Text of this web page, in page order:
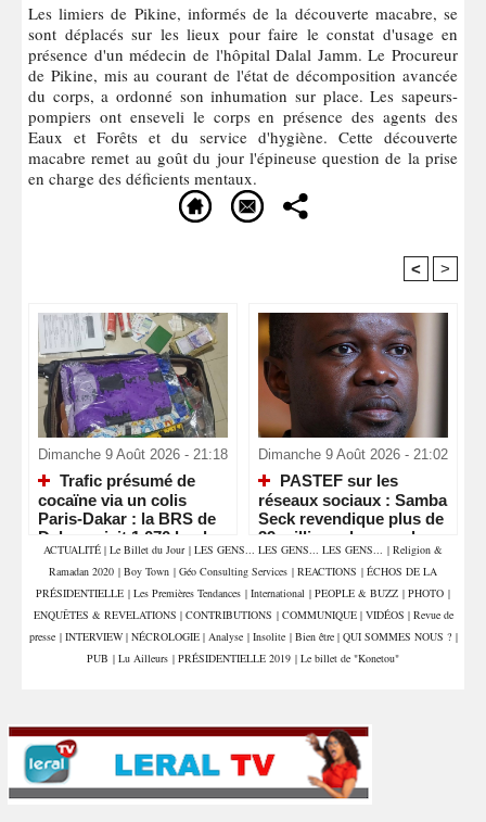
Les limiers de Pikine, informés de la découverte macabre, se
sont déplacés sur les lieux pour faire le constat d'usage en
présence d'un médecin de l'hôpital Dalal Jamm. Le Procureur
de Pikine, mis au courant de l'état de décomposition avancée
du corps, a ordonné son inhumation sur place. Les sapeurs-
pompiers ont enseveli le corps en présence des agents des
Eaux et Forêts et du service d'hygiène. Cette découverte
macabre remet au goût du jour l'épineuse question de la prise
en charge des déficients mentaux.
< >
Dimanche 9 Août 2026 - 21:18
Trafic présumé de
cocaïne via un colis
Paris-Dakar : la BRS de
Dakar saisit 1,070 kg de
drogue et interpelle deux
commerçants
Dimanche 9 Août 2026 - 21:02
PASTEF sur les
réseaux sociaux : Samba
Seck revendique plus de
39 millions de vues, la «
machine » numérique de
Sonko en pleine
accélération
ACTUALITÉ | Le Billet du Jour | LES GENS... LES GENS... LES GENS... | Religion &
Ramadan 2020 | Boy Town | Géo Consulting Services | REACTIONS | ÉCHOS DE LA
PRÉSIDENTIELLE | Les Premières Tendances | International | PEOPLE & BUZZ | PHOTO |
ENQUÊTES & REVELATIONS | CONTRIBUTIONS | COMMUNIQUE | VIDÉOS | Revue de
presse | INTERVIEW | NÉCROLOGIE | Analyse | Insolite | Bien être | QUI SOMMES NOUS ? |
PUB | Lu Ailleurs | PRÉSIDENTIELLE 2019 | Le billet de "Konetou"